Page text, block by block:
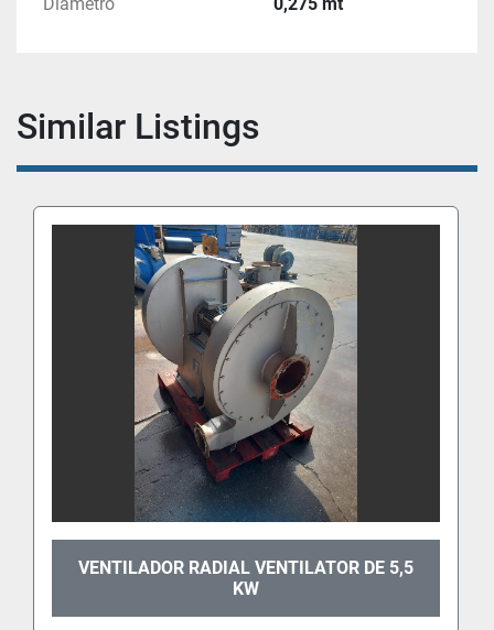
Similar Listings
VENTILADOR RADIAL VENTILATOR DE 5,5
KW